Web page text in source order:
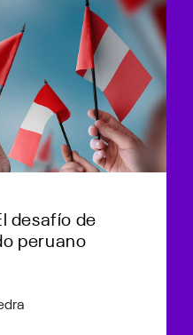
desafío de
peruano